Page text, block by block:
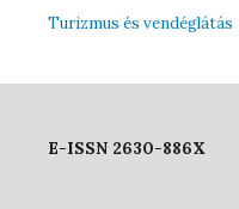
Turizmus és vendéglátás
E-ISSN 2630-886X